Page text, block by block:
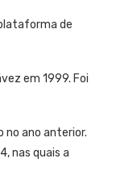
de
em 1999. Foi
no ano anterior.
nas quais a